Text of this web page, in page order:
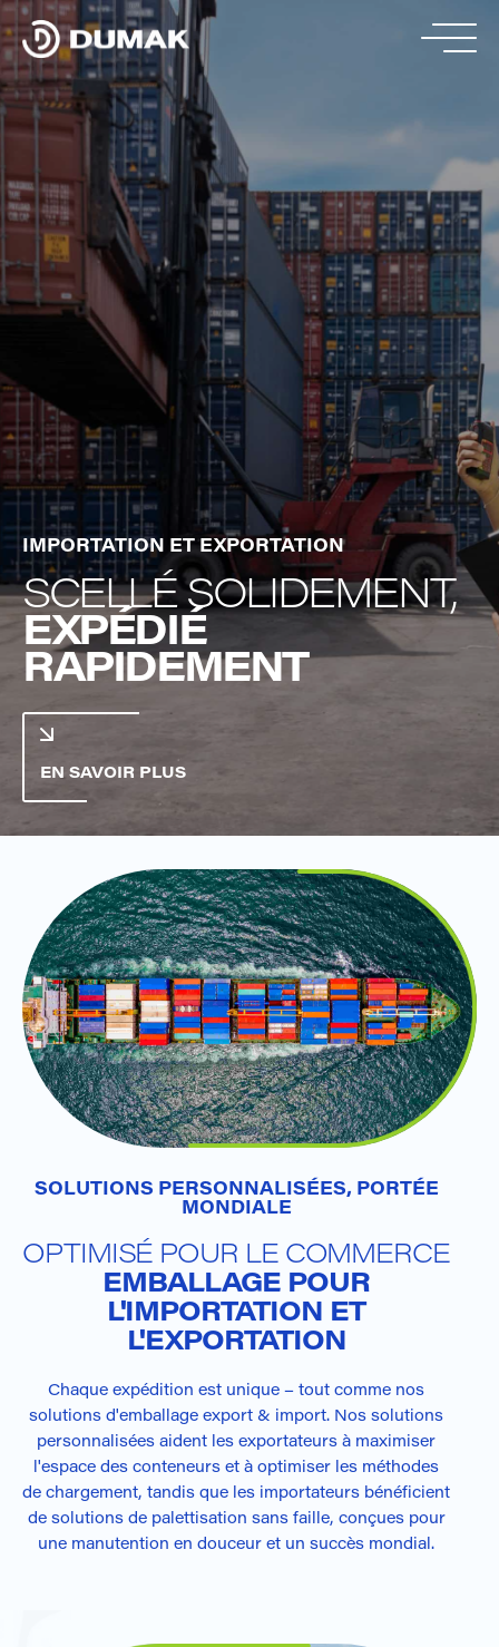
IMPORTATION ET EXPORTATION
SCELLÉ SOLIDEMENT,
EXPÉDIÉ
RAPIDEMENT
EN SAVOIR PLUS
SOLUTIONS PERSONNALISÉES, PORTÉE
MONDIALE
OPTIMISÉ POUR LE COMMERCE
EMBALLAGE POUR
L'IMPORTATION ET
L'EXPORTATION
Chaque expédition est unique – tout comme nos
solutions d'emballage export & import. Nos solutions
personnalisées aident les exportateurs à maximiser
l'espace des conteneurs et à optimiser les méthodes
de chargement, tandis que les importateurs bénéficient
de solutions de palettisation sans faille, conçues pour
une manutention en douceur et un succès mondial.